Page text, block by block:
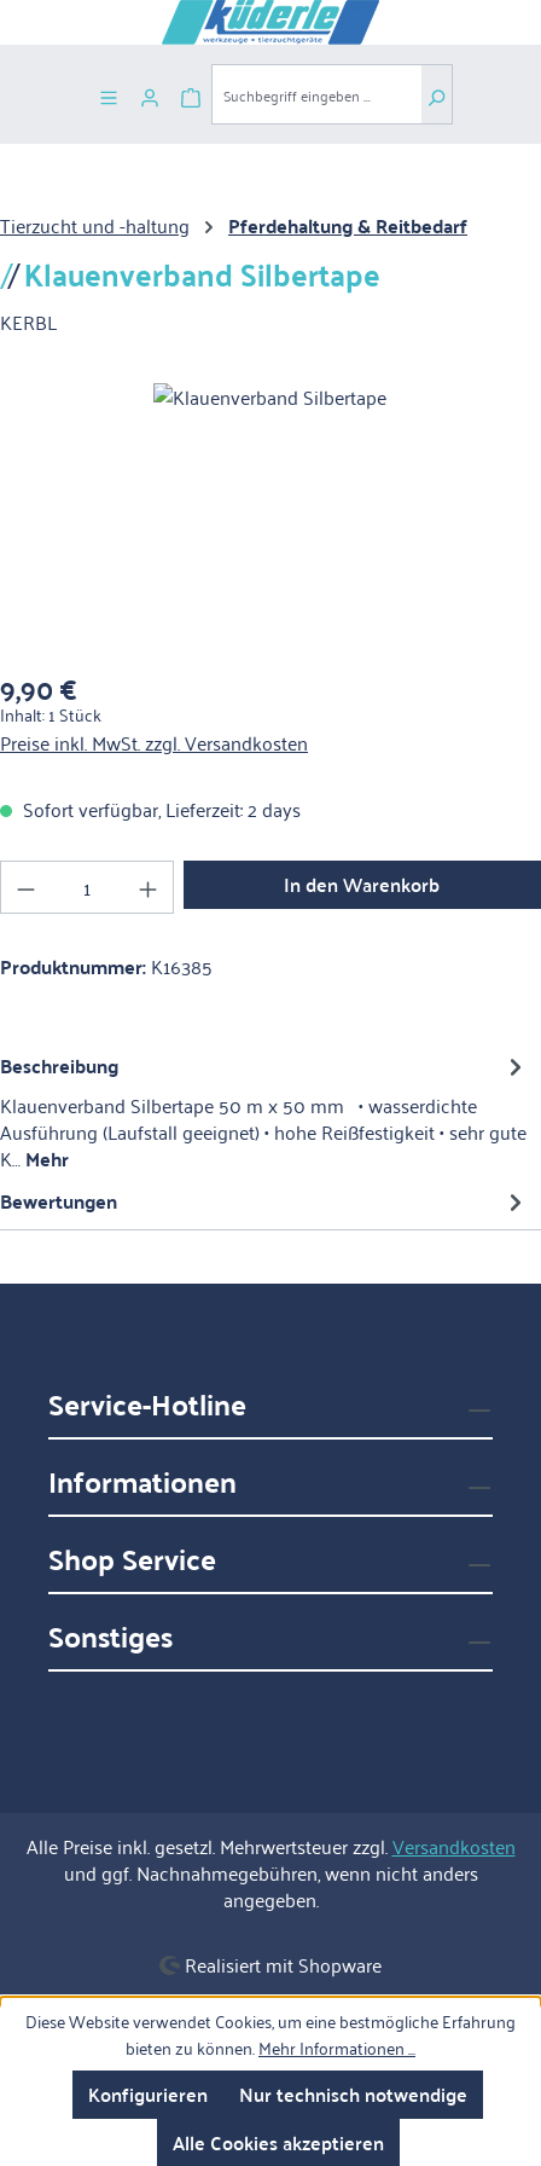
Zum Hauptinhalt springen
Warenkorb enthält 0 Positionen. Der
Tierzucht und -haltung Pferdehaltung & Reitbedarf
Klauenverband Silbertape
KERBL
Bildergalerie überspringen
Regulärer Preis:
9,90 €
Inhalt:1 Stück
Preise inkl. MwSt. zzgl. Versandkosten
Sofort verfügbar, Lieferzeit: 2 days
Produkt Anzahl: Gib den gewünschten Wert
In den Warenkorb
Produktnummer:K16385
Beschreibung
Klauenverband Silbertape 50 m x 50 mm • wasserdichte
Ausführung (Laufstall geeignet) • hohe Reißfestigkeit • sehr gute
K…Mehr
Bewertungen
Service-Hotline
Informationen
Shop Service
Sonstiges
Alle Preise inkl. gesetzl. Mehrwertsteuer zzgl.Versandkosten
und ggf. Nachnahmegebühren, wenn nicht anders
angegeben.
Realisiert mit Shopware
Diese Website verwendet Cookies, um eine bestmögliche Erfahrung
bieten zu können.Mehr Informationen ...
Nur technisch notwendige
Konfigurieren
Alle Cookies akzeptieren